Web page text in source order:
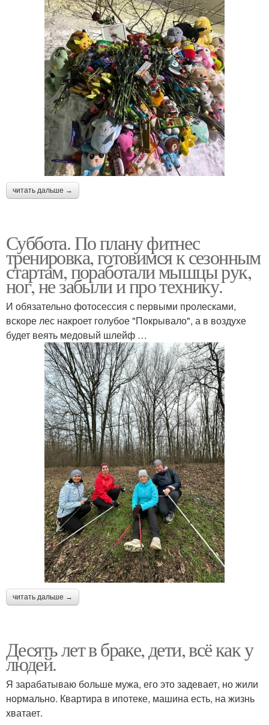
читать дальше →
Суббота. По плану фитнес
тренировка, готовимся к сезонным
стартам, поработали мышцы рук,
ног, не забыли и про технику.
И обязательно фотосессия с первыми пролесками,
вскоре лес накроет голубое "Покрывало", а в воздухе
будет веять медовый шлейф …
читать дальше →
Десять лет в браке, дети, всё как у
людей.
Я зарабатываю больше мужа, его это задевает, но жили
нормально. Квартира в ипотеке, машина есть, на жизнь
хватает.